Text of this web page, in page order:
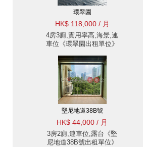
環翠園
HK$ 118,000 / 月
4房3廁,實用率高,海景,連
車位《環翠園出租單位》
堅尼地道38B號
HK$ 44,000 / 月
3房2廁,連車位,露台《堅
尼地道38B號出租單位》